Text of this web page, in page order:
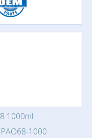
1000ml
PAO68-1000